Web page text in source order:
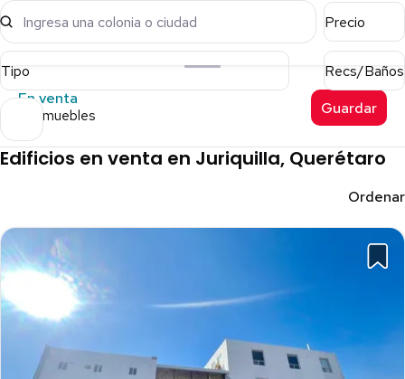
Ingresa una colonia o ciudad Precio
Tipo
Recs/Baños
En venta
12 inmuebles Guardar
Edificios en venta en Juriquilla, Querétaro
Ordenar